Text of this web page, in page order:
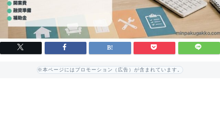
※本ページにはプロモーション（広告）が含まれています。